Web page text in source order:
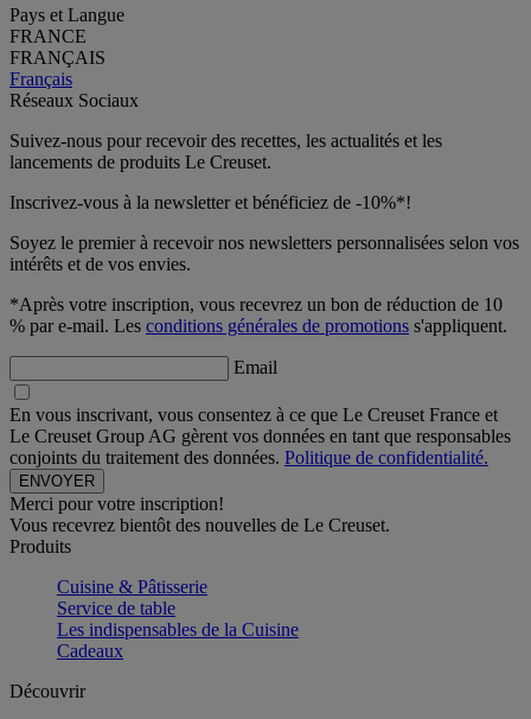
Pays et Langue
FRANCE
FRANÇAIS
Français
Réseaux Sociaux
Suivez-nous pour recevoir des recettes, les actualités et les
lancements de produits Le Creuset.
Inscrivez-vous à la newsletter et bénéficiez de -10%*!
Soyez le premier à recevoir nos newsletters personnalisées selon vos
intérêts et de vos envies.
*Après votre inscription, vous recevrez un bon de réduction de 10
% par e-mail. Les conditions générales de promotions s'appliquent.
Email
En vous inscrivant, vous consentez à ce que Le Creuset France et
Le Creuset Group AG gèrent vos données en tant que responsables
conjoints du traitement des données. Politique de confidentialité.
Merci pour votre inscription!
Vous recevrez bientôt des nouvelles de Le Creuset.
Produits
Cuisine & Pâtisserie
Service de table
Les indispensables de la Cuisine
Cadeaux
Découvrir